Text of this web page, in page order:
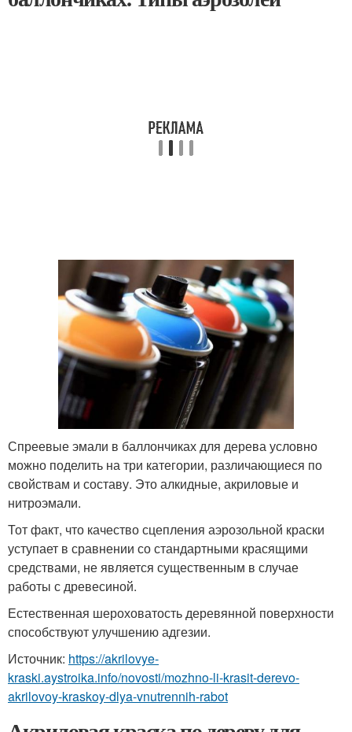
Спреевые эмали в баллончиках для дерева условно
можно поделить на три категории, различающиеся по
свойствам и составу. Это алкидные, акриловые и
нитроэмали.
Тот факт, что качество сцепления аэрозольной краски
уступает в сравнении со стандартными красящими
средствами, не является существенным в случае
работы с древесиной.
Естественная шероховатость деревянной поверхности
способствуют улучшению адгезии.
Источник: https://akrilovye-
kraski.aystroika.info/novosti/mozhno-li-krasit-derevo-
akrilovoy-kraskoy-dlya-vnutrennih-rabot